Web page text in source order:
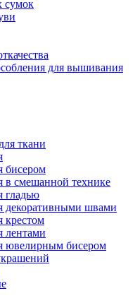
сумок
для вышивания
ткани
бисером
смешанной технике
гладью
швами
лентами
ювелирным бисером